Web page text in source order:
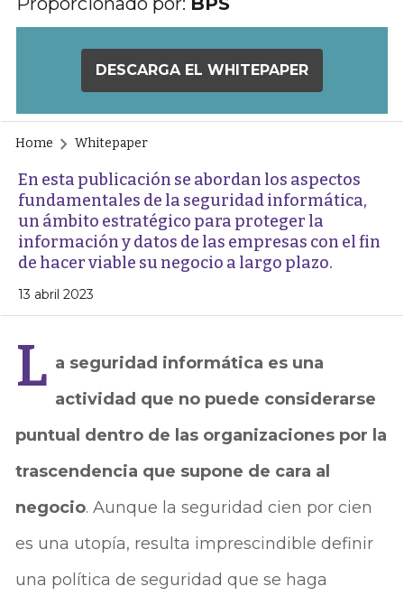
DESCARGA EL WHITEPAPER
Home Whitepaper
En esta publicación se abordan los aspectos
fundamentales de la seguridad informática,
un ámbito estratégico para proteger la
información y datos de las empresas con el fin
de hacer viable su negocio a largo plazo.
13 abril 2023
L a seguridad informática es una
actividad que no puede considerarse
puntual dentro de las organizaciones por la
trascendencia que supone de cara al
negocio. Aunque la seguridad cien por cien
es una utopía, resulta imprescindible definir
una política de seguridad que se haga